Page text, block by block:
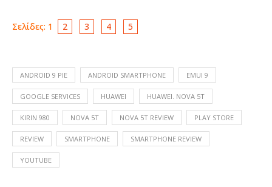
Σελίδες: 1 2 3 4 5
ANDROID 9 PIE ANDROID SMARTPHONE EMUI 9
GOOGLE SERVICES HUAWEI HUAWEI. NOVA 5T
KIRIN 980 NOVA 5T NOVA 5T REVIEW PLAY STORE
REVIEW SMARTPHONE SMARTPHONE REVIEW
YOUTUBE